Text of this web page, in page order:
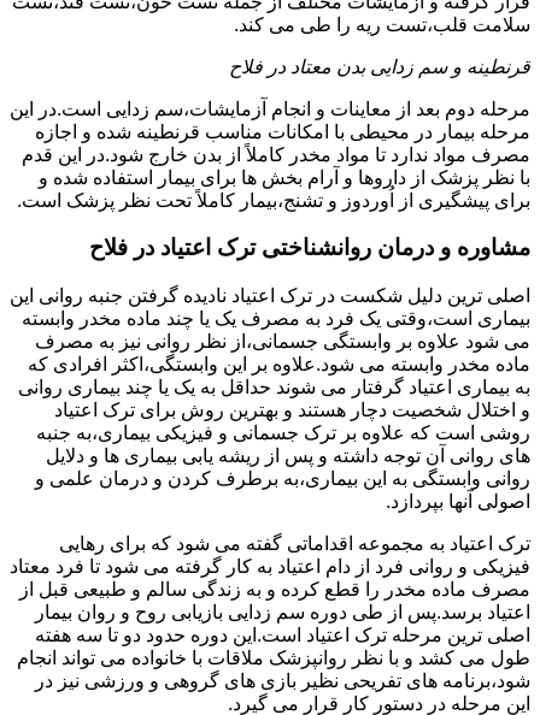
سلامت قلب،تست ریه را طی می کند.
قرنطینه و سم زدایی بدن معتاد در فلاح
مرحله دوم بعد از معاینات و انجام آزمایشات،سم زدایی است.در این
مرحله بیمار در محیطی با امکانات مناسب قرنطینه شده و اجازه
مصرف مواد ندارد تا مواد مخدر کاملاً از بدن خارج شود.در این قدم
با نظر پزشک از داروها و آرام بخش ها برای بیمار استفاده شده و
برای پیشگیری از اُوردوز و تشنج،بیمار کاملاً تحت نظر پزشک است.
مشاوره و درمان روانشناختی ترک اعتیاد در فلاح
اصلی ترین دلیل شکست در ترک اعتیاد نادیده گرفتن جنبه روانی این
بیماری است،وقتی یک فرد به مصرف یک یا چند ماده مخدر وابسته
می شود علاوه بر وابستگی جسمانی،از نظر روانی نیز به مصرف
ماده مخدر وابسته می شود.علاوه بر این وابستگی،اکثر افرادی که
به بیماری اعتیاد گرفتار می شوند حداقل به یک یا چند بیماری روانی
و اختلال شخصیت دچار هستند و بهترین روش برای ترک اعتیاد
روشی است که علاوه بر ترک جسمانی و فیزیکی بیماری،به جنبه
های روانی آن توجه داشته و پس از ریشه یابی بیماری ها و دلایل
روانی وابستگی به این بیماری،به برطرف کردن و درمان علمی و
اصولی آنها بپردازد.
ترک اعتیاد به مجموعه اقداماتی گفته می شود که برای رهایی
فیزیکی و روانی فرد از دام اعتیاد به کار گرفته می شود تا فرد معتاد
مصرف ماده مخدر را قطع کرده و به زندگی سالم و طبیعی قبل از
اعتیاد برسد.پس از طی دوره سم زدایی بازیابی روح و روان بیمار
اصلی ترین مرحله ترک اعتیاد است.این دوره حدود دو تا سه هفته
طول می کشد و با نظر روانپزشک ملاقات با خانواده می تواند انجام
شود،برنامه های تفریحی نظیر بازی های گروهی و ورزشی نیز در
این مرحله در دستور کار قرار می گیرد.